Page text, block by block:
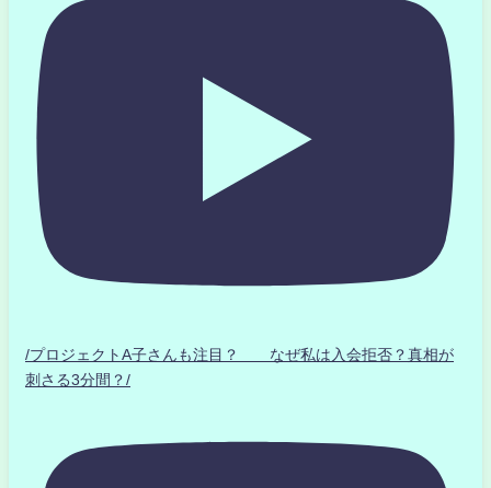
/プロジェクトA子さんも注目？ なぜ私は入会拒否？真相が
刺さる3分間？/